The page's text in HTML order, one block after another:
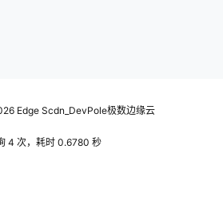
Edge Scdn_DevPole极数边缘云
4 次，耗时 0.6780 秒